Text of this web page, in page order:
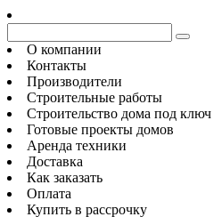
О компании
Контакты
Производители
Строительные работы
Строительство дома под ключ
Готовые проекты домов
Аренда техники
Доставка
Как заказать
Оплата
Купить в рассрочку